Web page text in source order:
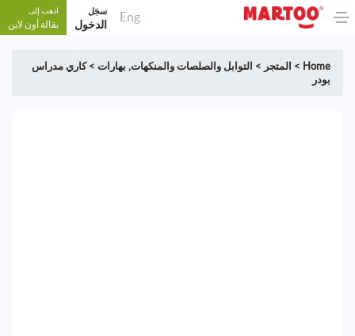
Eng سجَل
الدخول
اذهب إلى
بقالة أون لاين
Home
> المتجر > التوابل والصلصات والمنكهات, بهارات >كاري مدراس
بودر